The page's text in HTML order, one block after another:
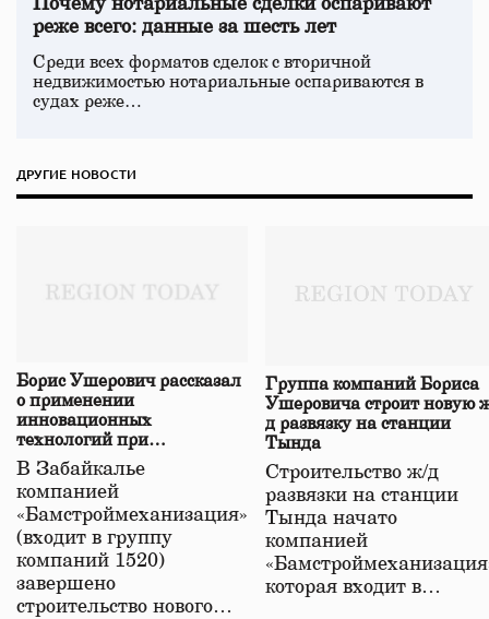
Почему нотариальные сделки оспаривают
реже всего: данные за шесть лет
Среди всех форматов сделок с вторичной
недвижимостью нотариальные оспариваются в
судах реже…
ДРУГИЕ НОВОСТИ
Борис Ушерович рассказал
о применении
инновационных
технологий при
строительстве нового моста
в Забайкалье
В Забайкалье
компанией
«Бамстроймеханизация»
(входит в группу
компаний 1520)
завершено
строительство нового…
Группа компаний Бориса
Ушеровича строит новую
д развязку на станции
Тында
Строительство ж/д
развязки на станции
Тында начато
компанией
которая входит в…